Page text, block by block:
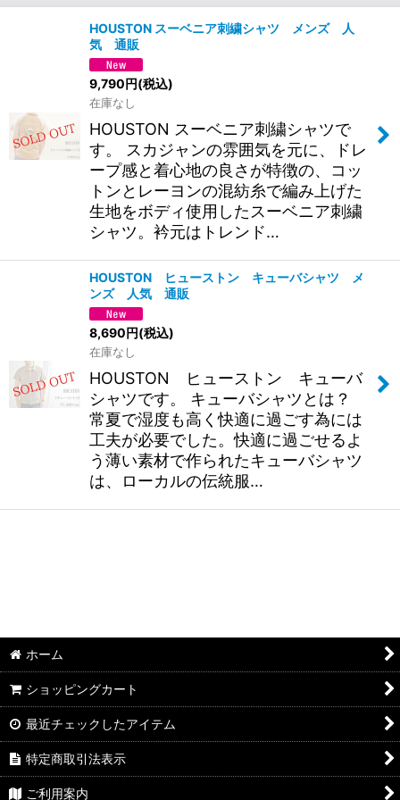
HOUSTON スーベニア刺繍シャツ メンズ 人
気 通販
9,790円(税込)
在庫なし
HOUSTON スーベニア刺繍シャツで
す。 スカジャンの雰囲気を元に、ドレ
ープ感と着心地の良さが特徴の、コッ
トンとレーヨンの混紡糸で編み上げた
生地をボディ使用したスーベニア刺繍
シャツ。衿元はトレンド…
HOUSTON ヒューストン キューバシャツ メ
ンズ 人気 通販
8,690円(税込)
在庫なし
HOUSTON ヒューストン キューバ
シャツです。 キューバシャツとは？
常夏で湿度も高く快適に過ごす為には
工夫が必要でした。快適に過ごせるよ
う薄い素材で作られたキューバシャツ
は、ローカルの伝統服…
ホーム
ショッピングカート
最近チェックしたアイテム
特定商取引法表示
ご利用案内